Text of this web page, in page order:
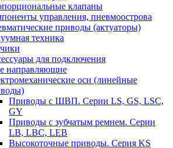
клапаны
управления, пневмоострова
приводы (актуаторы)
техника
для подключения
направляющие
оси (линейные
Приводы с ШВП. Серии LS, GS, LSC,
GY
Приводы с зубчатым ремнем. Серии
LB, LBC, LEB
Высокоточные приводы. Серия KS